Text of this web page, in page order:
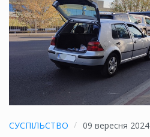
СУСПІЛЬСТВО
09 вересня